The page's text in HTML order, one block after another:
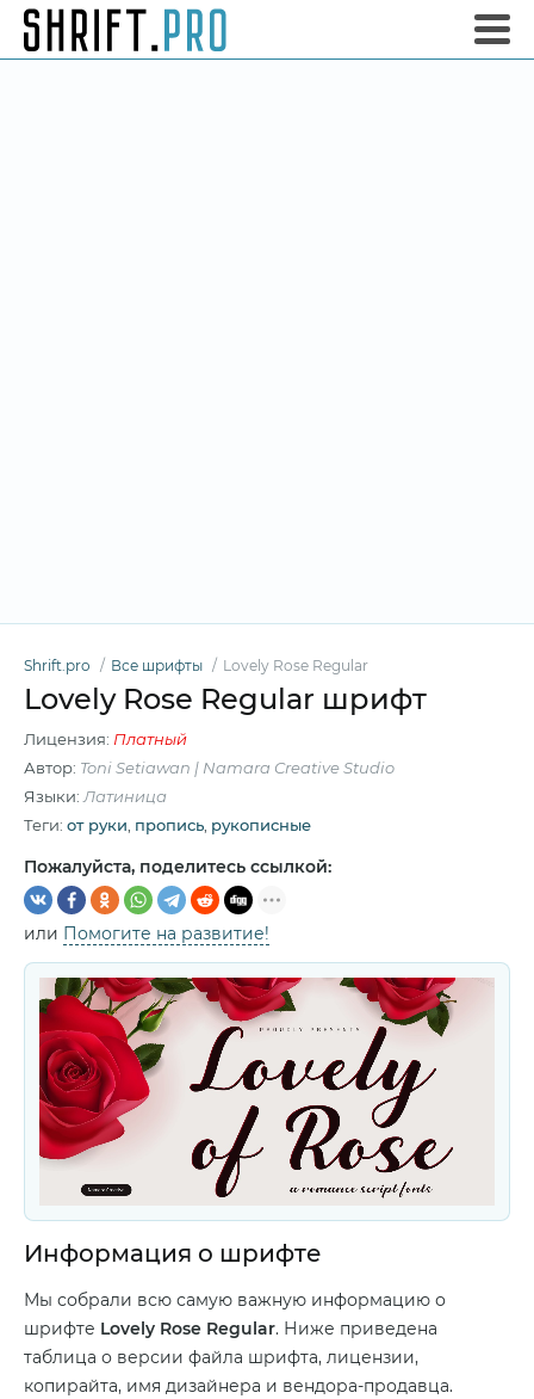
Shrift.pro Все шрифты Lovely Rose Regular
Lovely Rose Regular шрифт
Лицензия: Платный
Автор: Toni Setiawan | Namara Creative Studio
Языки: Латиница
Теги: от руки пропись рукописные
Пожалуйста, поделитесь ссылкой:
или Помогите на развитие!
Информация о шрифте
Мы собрали всю самую важную информацию о
шрифте Lovely Rose Regular. Ниже приведена
таблица о версии файла шрифта, лицензии,
копирайта, имя дизайнера и вендора-продавца.